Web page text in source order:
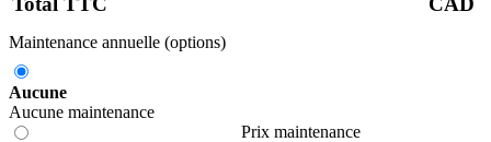
Maintenance annuelle (options)
Aucune
Aucune maintenance
Prix maintenance